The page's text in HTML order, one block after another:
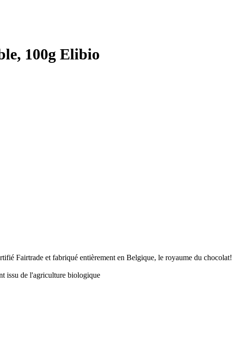
100g Elibio
Fairtrade et fabriqué entièrement en Belgique, le royaume du chocolat!
issu de l'agriculture biologique